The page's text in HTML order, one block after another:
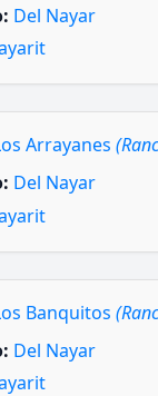
Del Nayar
Arrayanes
Del Nayar
Banquitos
Del Nayar